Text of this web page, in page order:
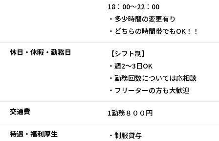
18：00～22：00
・多少時間の変更有り
・どちらの時間帯でもOK！！
休日・休暇・勤務日
【シフト制】
・週2～3日OK
・勤務回数については応相談
・フリーターの方も大歓迎
交通費 1勤務８００円
待遇・福利厚生
・制服貸与